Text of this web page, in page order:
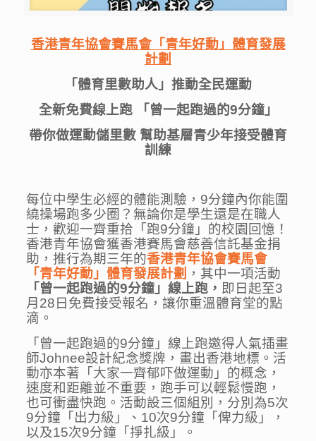
香港青年協會賽馬會「青年好動」體育發展
計劃
「體育里數助人」推動全民運動
全新免費線上跑 「曾一起跑過的9分鐘」
帶你做運動儲里數 幫助基層青少年接受體育
訓練
每位中學生必經的體能測驗，9分鐘內你能圍
繞操場跑多少圈？無論你是學生還是在職人
士，歡迎一齊重拾「跑9分鐘」的校園回憶！
香港青年協會獲香港賽馬會慈善信託基金捐
助，推行為期三年的香港青年協會賽馬會
「青年好動」體育發展計劃 ，其中一項活動
「曾一起跑過的9分鐘」線上跑， 即日起至3
月28日免費接受報名，讓你重溫體育堂的點
滴。
「曾一起跑過的9分鐘」線上跑邀得人氣插畫
師Johnee設計紀念獎牌，畫出香港地標。活
動亦本著「大家一齊郁吓做運動」的概念，
速度和距離並不重要，跑手可以輕鬆慢跑，
也可衝盡快跑。活動設三個組別，分別為5次
9分鐘「出力級」、10次9分鐘「俾力級」，
以及15次9分鐘「掙扎級」。